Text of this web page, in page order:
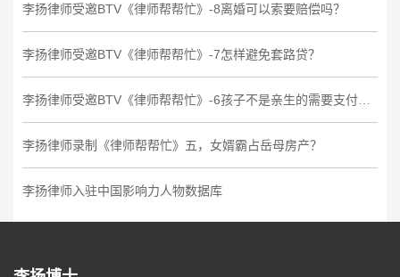
李扬律师受邀BTV《律师帮帮忙》-8离婚可以索要赔偿吗？
李扬律师受邀BTV《律师帮帮忙》-7怎样避免套路贷？
李扬律师录制《律师帮帮忙》五，女婿霸占岳母房产？
李扬律师入驻中国影响力人物数据库